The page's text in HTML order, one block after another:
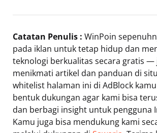
Catatan Penulis : WinPoin
pada iklan untuk tetap hidup dan
teknologi berkualitas secara gratis —
menikmati artikel dan panduan di
whitelist halaman ini di AdBlock
bentuk dukungan agar kami bisa
dan berbagi insight untuk pengguna
Kamu juga bisa mendukung kami